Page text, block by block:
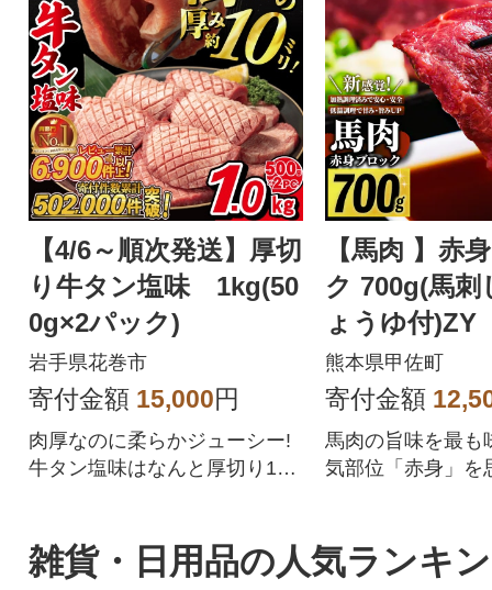
【4/6～順次発送】厚切
り牛タン塩味 1kg(50
0g×2パック)
岩手県花巻市
寄付金額 15,000円
肉厚なのに柔らかジューシー!
牛タン塩味はなんと厚切り10
【馬肉 】赤
ク 700g(馬刺
ょうゆ付)ZY
熊本県甲佐町
寄付金額
馬肉の旨味を最も
気部位「赤身」を
刺しに、「1.特殊
熟成」、「3.自社
雑貨・日用品の人気ランキ